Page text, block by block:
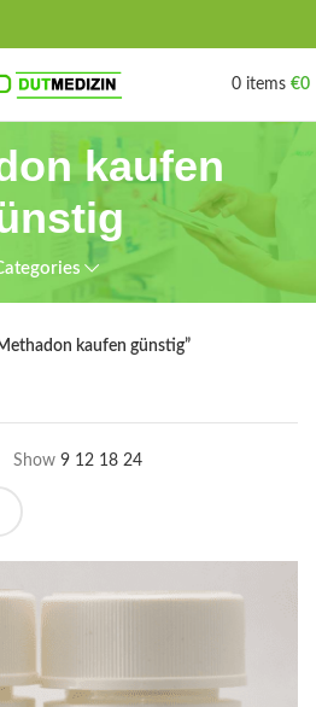
0 items €0
kaufen
kaufen günstig”
Show 9 12 18 24